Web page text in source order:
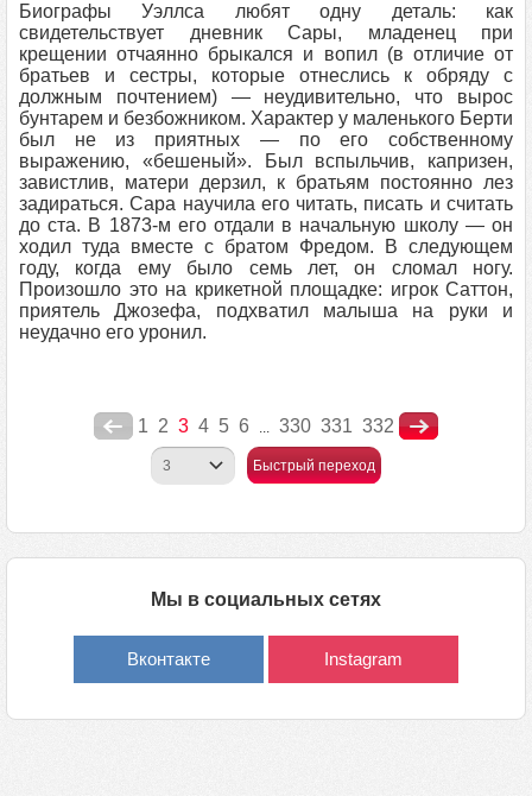
Биографы Уэллса любят одну деталь: как
свидетельствует дневник Сары, младенец при
крещении отчаянно брыкался и вопил (в отличие от
братьев и сестры, которые отнеслись к обряду с
должным почтением) — неудивительно, что вырос
бунтарем и безбожником. Характер у маленького Берти
был не из приятных — по его собственному
выражению, «бешеный». Был вспыльчив, капризен,
завистлив, матери дерзил, к братьям постоянно лез
задираться. Сара научила его читать, писать и считать
до ста. В 1873-м его отдали в начальную школу — он
ходил туда вместе с братом Фредом. В следующем
году, когда ему было семь лет, он сломал ногу.
Произошло это на крикетной площадке: игрок Саттон,
приятель Джозефа, подхватил малыша на руки и
неудачно его уронил.
1 2 3 4 5 6 ... 330 331 332
Быстрый переход
Мы в социальных сетях
Вконтакте Instagram